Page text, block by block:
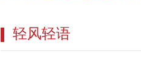
轻风轻语